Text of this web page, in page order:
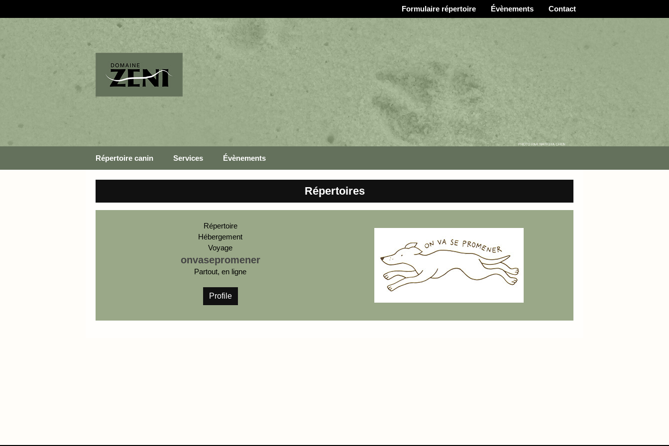
Formulaire répertoire Évènements Contact
Répertoire canin Services Évènements
Répertoires
Répertoire
Hébergement
Voyage
onvasepromener
Partout, en ligne
Profile